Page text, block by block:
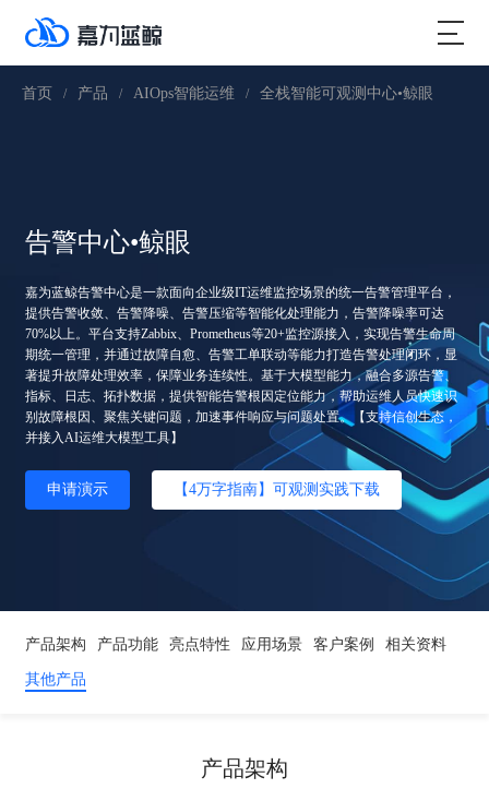
首页 / 产品 / AIOps智能运维 / 全栈智能可观测中心•鲸眼
告警中心•鲸眼
嘉为蓝鲸告警中心是一款面向企业级IT运维监控场景的统一告警管理平台，
提供告警收敛、告警降噪、告警压缩等智能化处理能力，告警降噪率可达
70%以上。平台支持Zabbix、Prometheus等20+监控源接入，实现告警生命周
期统一管理，并通过故障自愈、告警工单联动等能力打造告警处理闭环，显
著提升故障处理效率，保障业务连续性。基于大模型能力，融合多源告警、
指标、日志、拓扑数据，提供智能告警根因定位能力，帮助运维人员快速识
别故障根因、聚焦关键问题，加速事件响应与问题处置。【支持信创生态，
并接入AI运维大模型工具】
申请演示 【4万字指南】可观测实践下载
产品架构 产品功能 亮点特性 应用场景 客户案例 相关资料
其他产品
产品架构